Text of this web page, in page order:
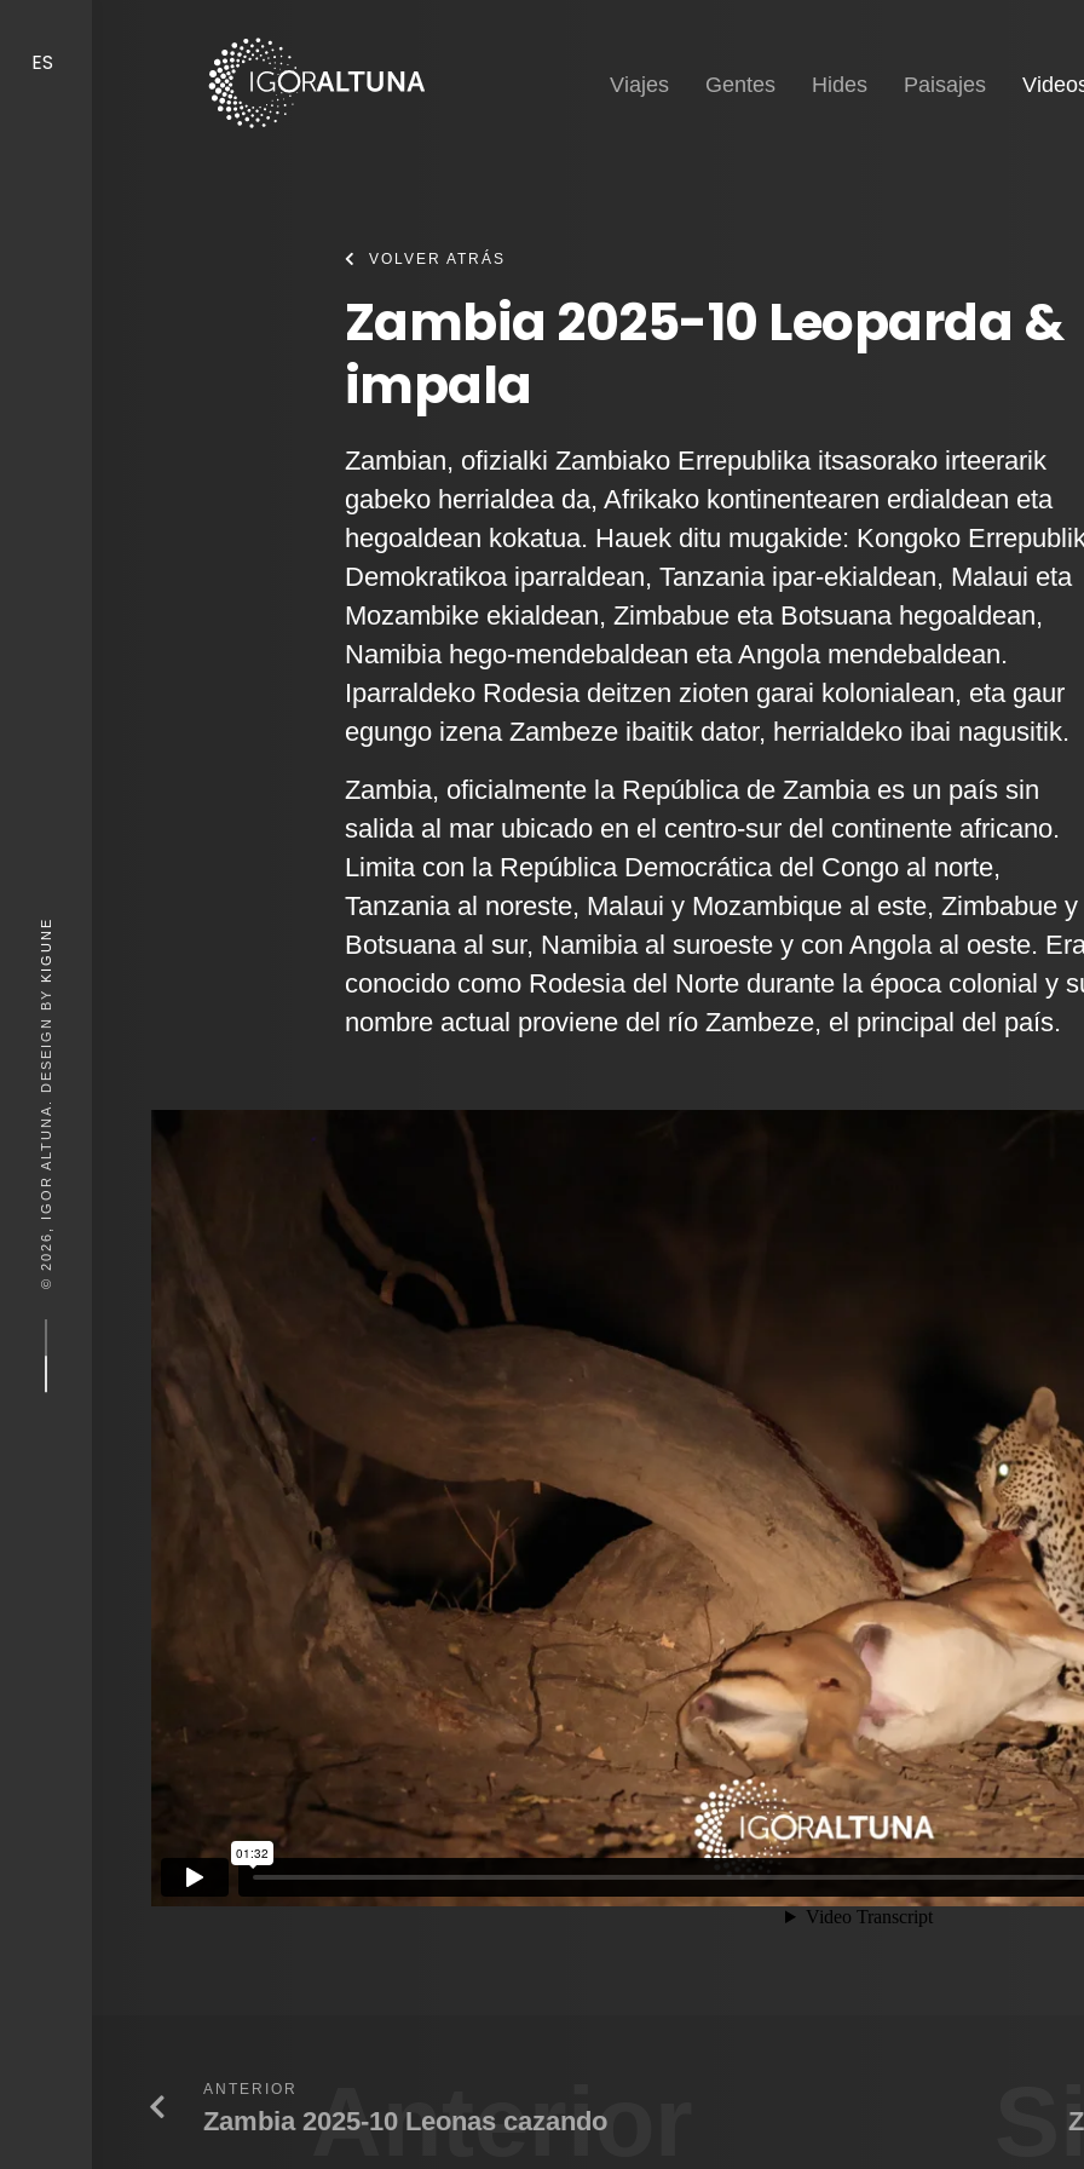
ES
© 2026, IGOR ALTUNA. DESEIGN BY
KIGUNE
Inicio
Viajes Gentes Hides Paisajes
VOLVER ATRÁS
Zambia 2025-10 Leoparda &
impala
Zambian, ofizialki Zambiako Errepublika itsasorako irteerarik
gabeko herrialdea da, Afrikako kontinentearen erdialdean eta
hegoaldean kokatua. Hauek ditu mugakide: Kongoko
Demokratikoa iparraldean, Tanzania ipar-ekialdean, Malaui eta
Mozambike ekialdean, Zimbabue eta Botsuana hegoaldean,
Namibia hego-mendebaldean eta Angola mendebaldean.
Iparraldeko Rodesia deitzen zioten garai kolonialean, eta gaur
egungo izena Zambeze ibaitik dator, herrialdeko ibai nagusitik.
Zambia, oficialmente la República de Zambia es un país sin
salida al mar ubicado en el centro-sur del continente africano.
Limita con la República Democrática del Congo al norte,
Tanzania al noreste, Malaui y Mozambique al este, Zimbabue y
Botsuana al sur, Namibia al suroeste y con Angola al oeste.
conocido como Rodesia del Norte durante la época colonial y
nombre actual proviene del río Zambeze, el principal del país.
Anterior
ANTERIOR
Zambia 2025-10 Leonas cazando